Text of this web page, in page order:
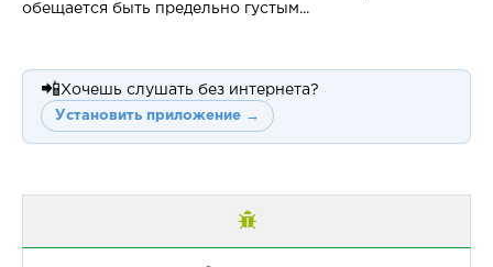
обещается быть предельно густым...
📲 Хочешь слушать без интернета?
Установить приложение →